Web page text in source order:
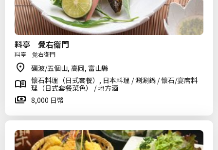
料亭 覺右衛門
料亭 覚右衛門
礪波/五個山, 高岡, 富山縣
懷石料理（日式套餐）, 日本料理 / 涮涮鍋 / 懷石/宴席料
理（日式套餐菜色） / 地方酒
8,000 日幣